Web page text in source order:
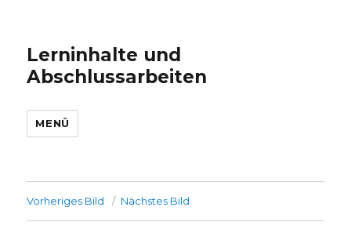
Lerninhalte und
Abschlussarbeiten
MENÜ
Vorheriges Bild Nächstes Bild